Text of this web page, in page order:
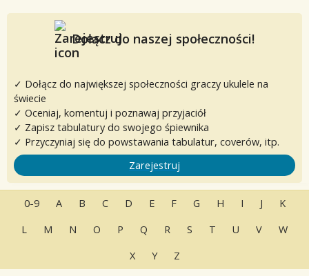
Dołącz do naszej społeczności!
✓ Dołącz do największej społeczności graczy ukulele na
świecie
✓ Oceniaj, komentuj i poznawaj przyjaciół
✓ Zapisz tabulatury do swojego śpiewnika
✓ Przyczyniaj się do powstawania tabulatur, coverów, itp.
Zarejestruj
0-9 A B C D E F G H I J
K
L
M N O P Q R S T U V
W
X
Y Z